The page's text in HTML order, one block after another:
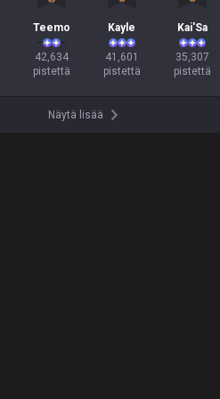
Teemo
42,634
pistettä
Kayle
41,601
pistettä
Kai'Sa
35,307
pistettä
Näytä lisää